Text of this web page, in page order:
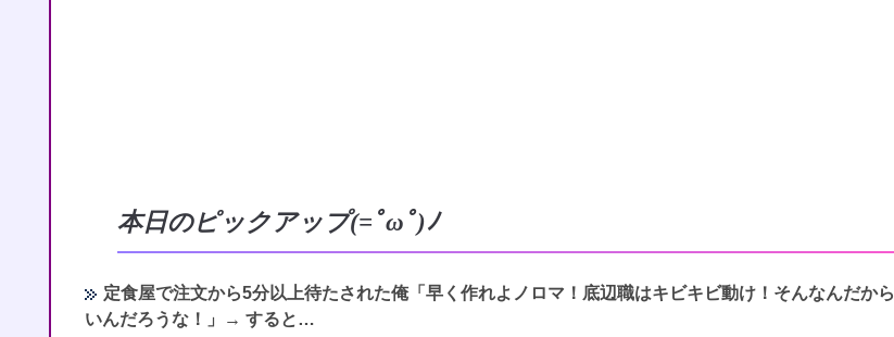
本日のピックアップ(=ﾟωﾟ)ﾉ
定食屋で注文から5分以上待たされた俺「早く作れよノロマ！底辺職はキビキビ動け！そんなんだか
いんだろうな！」→ すると…